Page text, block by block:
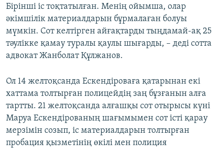
Бірінші іс тоқтатылған. Менің ойымша, олар
әкімшілік материалдарын бұрмалаған болуы
мүмкін. Сот келтірген айғақтарды тыңдамай-ақ 25
тәулікке қамау туралы қаулы шығарды, – деді сотта
адвокат Жанболат Құлжанов.
Ол 14 желтоқсанда Ескендіроваға қатарынан екі
хаттама толтырған полицейдің заң бұзғанын алға
тартты. 21 желтоқсанда алғашқы сот отырысы күні
Маруа Ескендірованың шағымымен сот істі қарау
мерзімін созып, іс материалдарын толтырған
пробация қызметінің өкілі мен полиция